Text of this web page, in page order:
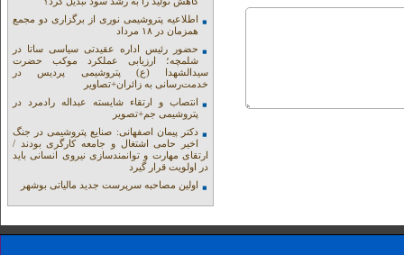
اطلاعیه پتروشیمی نوری از برگزاری دو مجمع
همزمان در ۱۸ مرداد
حضور رئیس اداره عقیدتی سیاسی ساتا در
شلمچه؛ ارزیابی عملکرد موکب حضرت
سیدالشهدا (ع) پتروشیمی پردیس در
خدمت‌رسانی به زائران+تصاویر
انتصاب و ارتقاء شایسته عبداله رادمرد در
پتروشیمی جم+تصویر
دکتر پیمان اصفهانی: صنایع پتروشیمی در جنگ
اخیر حامی اشتغال و جامعه کارگری بودند /
ارتقای مهارت و توانمندسازی نیروی انسانی باید
در اولویت قرار گیرد
اولین مصاحبه سرپرست جدید مالیاتی بوشهر